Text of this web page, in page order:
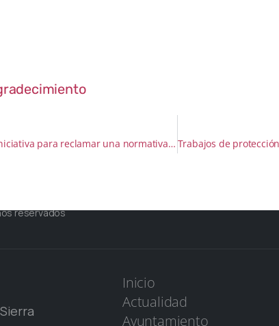
Se pone en marcha una iniciativa para reclamar una normativa sobre iluminación nocturna respetuosa
reservados
Inicio
Actualidad
Ayuntamiento